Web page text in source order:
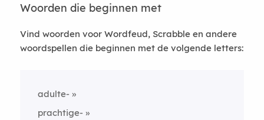
Woorden die beginnen met
Vind woorden voor Wordfeud, Scrabble en andere
woordspellen die beginnen met de volgende letters:
adulte-
prachtige-